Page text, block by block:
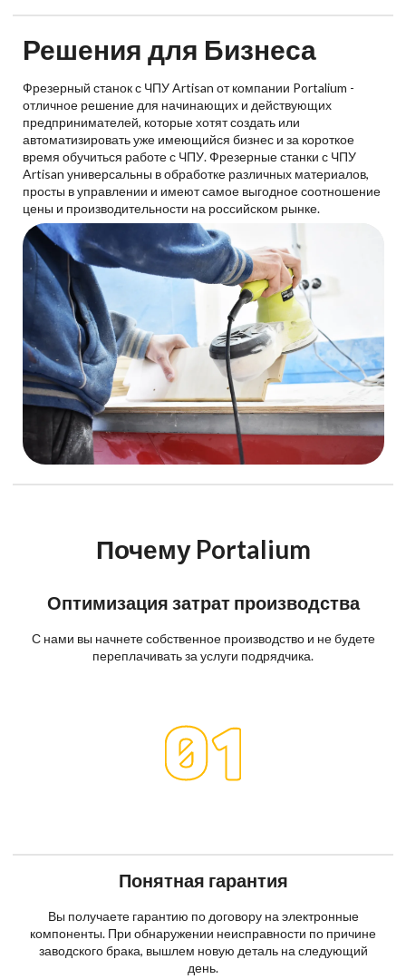
Решения для Бизнеса
Фрезерный станок с ЧПУ Artisan от компании Portalium -
отличное решение для начинающих и действующих
предпринимателей, которые хотят создать или
автоматизировать уже имеющийся бизнес и за короткое
время обучиться работе с ЧПУ. Фрезерные станки с ЧПУ
Artisan универсальны в обработке различных материалов,
просты в управлении и имеют самое выгодное соотношение
цены и производительности на российском рынке.
Почему Portalium
Оптимизация затрат производства
С нами вы начнете собственное производство и не будете
переплачивать за услуги подрядчика.
Понятная гарантия
Вы получаете гарантию по договору на электронные
компоненты. При обнаружении неисправности по причине
заводского брака, вышлем новую деталь на следующий
день.